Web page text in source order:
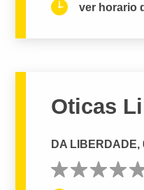
ver horario
Oticas
DA LIBERDADE,